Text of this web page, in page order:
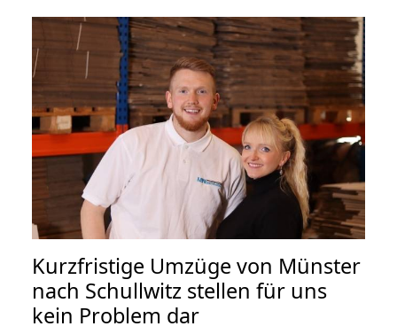
Kurzfristige Umzüge von Münster
nach Schullwitz stellen für uns
kein Problem dar